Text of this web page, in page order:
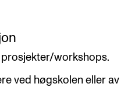
workshops.
ved høgskolen eller av